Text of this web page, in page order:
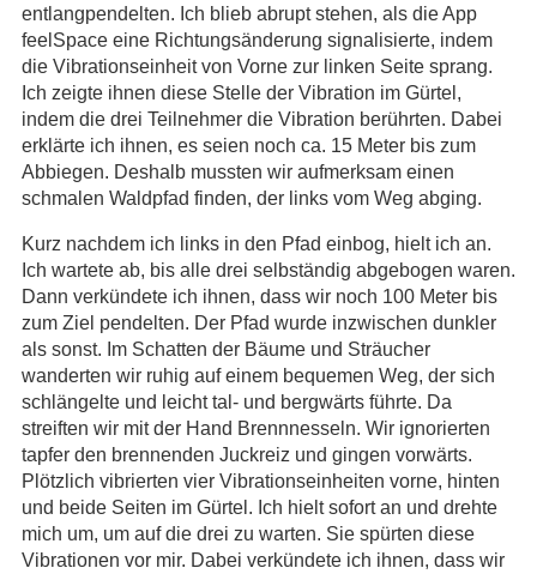
entlangpendelten. Ich blieb abrupt stehen, als die App
feelSpace eine Richtungsänderung signalisierte, indem
die Vibrationseinheit von Vorne zur linken Seite sprang.
Ich zeigte ihnen diese Stelle der Vibration im Gürtel,
indem die drei Teilnehmer die Vibration berührten. Dabei
erklärte ich ihnen, es seien noch ca. 15 Meter bis zum
Abbiegen. Deshalb mussten wir aufmerksam einen
schmalen Waldpfad finden, der links vom Weg abging.
Kurz nachdem ich links in den Pfad einbog, hielt ich an.
Ich wartete ab, bis alle drei selbständig abgebogen waren.
Dann verkündete ich ihnen, dass wir noch 100 Meter bis
zum Ziel pendelten. Der Pfad wurde inzwischen dunkler
als sonst. Im Schatten der Bäume und Sträucher
wanderten wir ruhig auf einem bequemen Weg, der sich
schlängelte und leicht tal- und bergwärts führte. Da
streiften wir mit der Hand Brennnesseln. Wir ignorierten
tapfer den brennenden Juckreiz und gingen vorwärts.
Plötzlich vibrierten vier Vibrationseinheiten vorne, hinten
und beide Seiten im Gürtel. Ich hielt sofort an und drehte
mich um, um auf die drei zu warten. Sie spürten diese
Vibrationen vor mir. Dabei verkündete ich ihnen, dass wir